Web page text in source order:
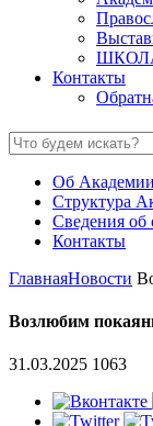
Контакты
Об Академии
Структура
Сведения об
Контакты
ГлавнаяНовости
Возлюбим
31.03.2025 1063